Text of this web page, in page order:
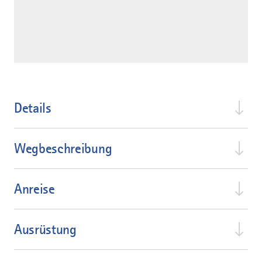
Details
Wegbeschreibung
Anreise
Ausrüstung